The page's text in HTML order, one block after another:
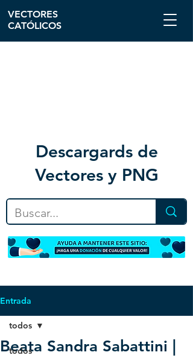
Descargards de
Vectores y PNG
VECTORES
CATÓLICOS
Entrada
todos
todos
Beata Sandra Sabattini |